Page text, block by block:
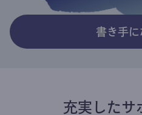
書き手に
充実したサ